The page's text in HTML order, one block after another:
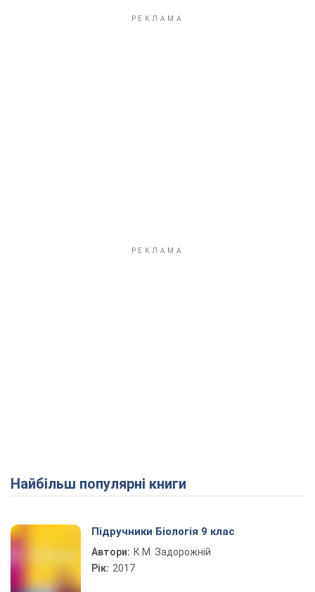
Найбільш популярні книги
Підручники Біологія 9 клас
Автори: К.М. Задорожній
Рік: 2017